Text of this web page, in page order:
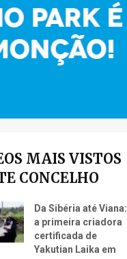
MAIS VISTOS
CONCELHO
Da Sibéria até Viana:
a primeira criadora
certificada de
Yakutian Laika em